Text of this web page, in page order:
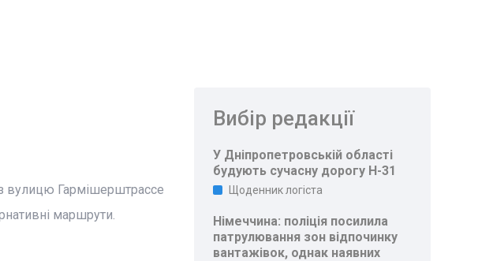
вулицю Гармішерштрассе
маршрути.
Вибір редакції
У Дніпропетровській області
будують сучасну дорогу Н-31
Щоденник логіста
Німеччина: поліція посилила
патрулювання зон відпочинку
вантажівок, однак наявних